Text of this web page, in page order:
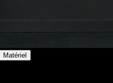
Matériel